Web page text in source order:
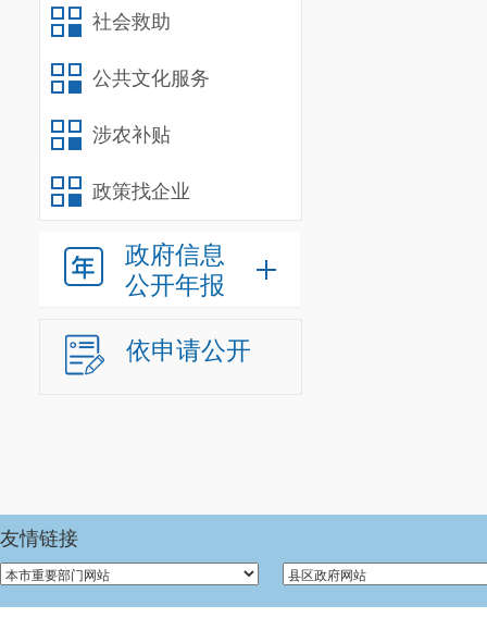
社会救助
公共文化服务
涉农补贴
政策找企业
政府信息
公开年报
依申请公开
友情链接